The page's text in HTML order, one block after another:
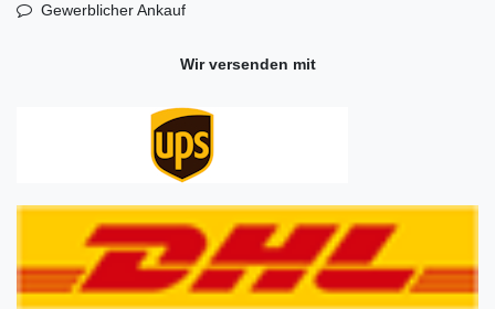
Gewerblicher Ankauf
Wir versenden mit